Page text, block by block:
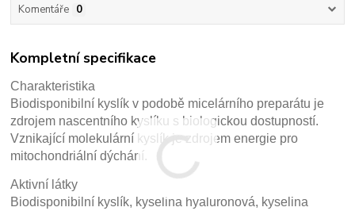
Komentáře 0
Kompletní specifikace
Charakteristika
Biodisponibilní kyslík v podobě micelárního preparátu je
zdrojem nascentního kyslíku s biologickou dostupností.
Vznikající molekulární kyslík je zdrojem energie pro
mitochondriální dýchání.
Aktivní látky
Biodisponibilní kyslík, kyselina hyaluronová, kyselina